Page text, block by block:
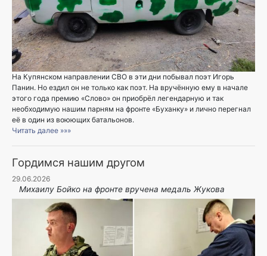
На Купянском направлении СВО в эти дни побывал поэт Игорь
Панин. Но ездил он не только как поэт. На вручённую ему в начале
этого года премию «Слово» он приобрёл легендарную и так
необходимую нашим парням на фронте «Буханку» и лично перегнал
её в один из воюющих батальонов.
Читать далее »»»
Гордимся нашим другом
29.06.2026
Михаилу Бойко на фронте вручена медаль Жукова